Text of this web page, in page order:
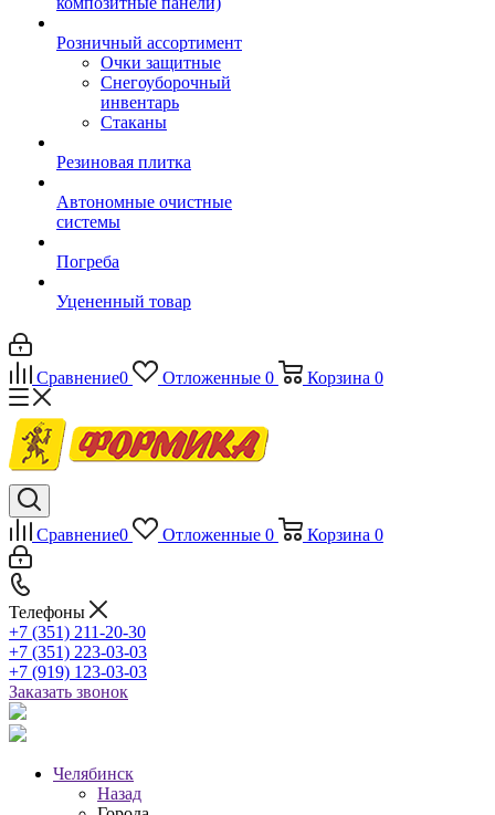
Розничный ассортимент
Очки защитные
Снегоуборочный
инвентарь
Стаканы
Резиновая плитка
Автономные очистные
системы
Погреба
Уцененный товар
Сравнение0 Отложенные 0 Корзина 0
Сравнение0 Отложенные 0 Корзина 0
Телефоны
+7 (351) 211-20-30
+7 (351) 223-03-03
+7 (919) 123-03-03
Заказать звонок
Челябинск
Назад